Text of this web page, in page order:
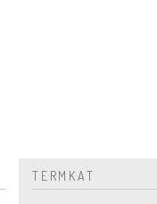
TERMKAT